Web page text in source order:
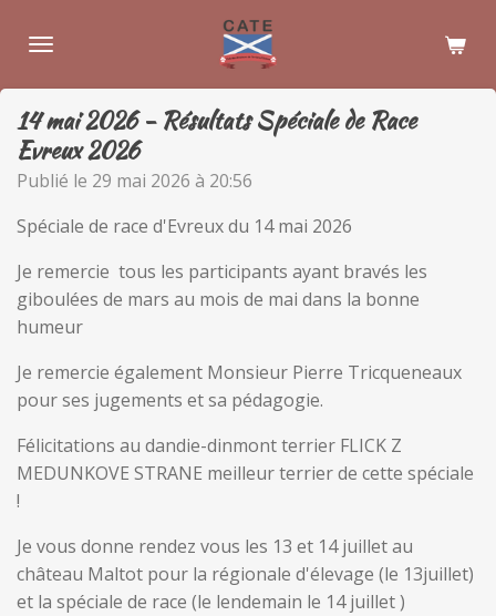
au
principal
14 mai 2026 - Résultats Spéciale de Race
Evreux 2026
Publié le 29 mai 2026 à 20:56
Spéciale de race d'Evreux du 14 mai 2026
Je remercie tous les participants ayant bravés les
giboulées de mars au mois de mai dans la bonne
humeur
Je remercie également Monsieur Pierre Tricqueneaux
pour ses jugements et sa pédagogie.
Félicitations au dandie-dinmont terrier FLICK Z
MEDUNKOVE STRANE meilleur terrier de cette spéciale
!
Je vous donne rendez vous les 13 et 14 juillet au
château Maltot pour la régionale d'élevage (le 13juillet)
et la spéciale de race (le lendemain le 14 juillet )